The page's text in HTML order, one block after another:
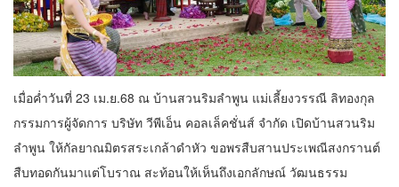
เมื่อค่ำวันที่ 23 เม.ย.68 ณ บ้านสวนริมลำพูน แม่เลี้ยงวรรณี ลิทองกุล
กรรมการผู้จัดการ บริษัท วีพีเอ็น คอลเล็คชั่นส์ จำกัด เปิดบ้านสวนริม
ลำพูน ให้กัลยาณมิตรสระเกล้าดำหัว ขอพรสืบสานประเพณีสงกรานต์
สืบทอดกันมาแต่โบราณ สะท้อนให้เห็นถึงเอกลักษณ์ วัฒนธรรม